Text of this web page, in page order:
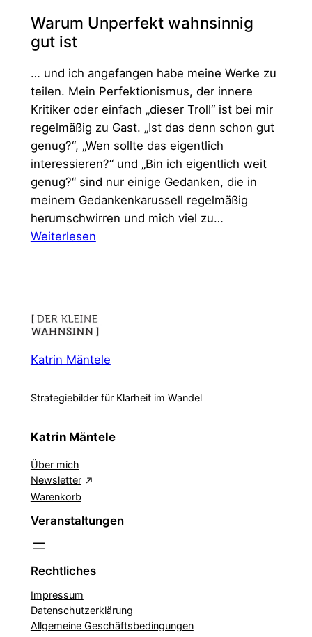
Warum Unperfekt wahnsinnig
gut ist
… und ich angefangen habe meine Werke zu
teilen. Mein Perfektionismus, der innere
Kritiker oder einfach „dieser Troll“ ist bei mir
regelmäßig zu Gast. „Ist das denn schon gut
genug?“, „Wen sollte das eigentlich
interessieren?“ und „Bin ich eigentlich weit
genug?“ sind nur einige Gedanken, die in
meinem Gedankenkarussell regelmäßig
herumschwirren und mich viel zu…
Weiterlesen:
ist
Katrin Mäntele
Strategiebilder für Klarheit im Wandel
Katrin Mäntele
Über mich
Newsletter
Warenkorb
Veranstaltungen
Rechtliches
Impressum
Datenschutzerklärung
Allgemeine Geschäftsbedingungen